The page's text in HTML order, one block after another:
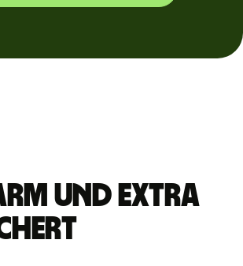
und extra